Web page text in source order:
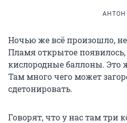
АНТОН
Ночью же всё произошло,
Пламя открытое появилось,
кислородные баллоны. Это
Там много чего может
сдетонировать.
Говорят, что у нас там три